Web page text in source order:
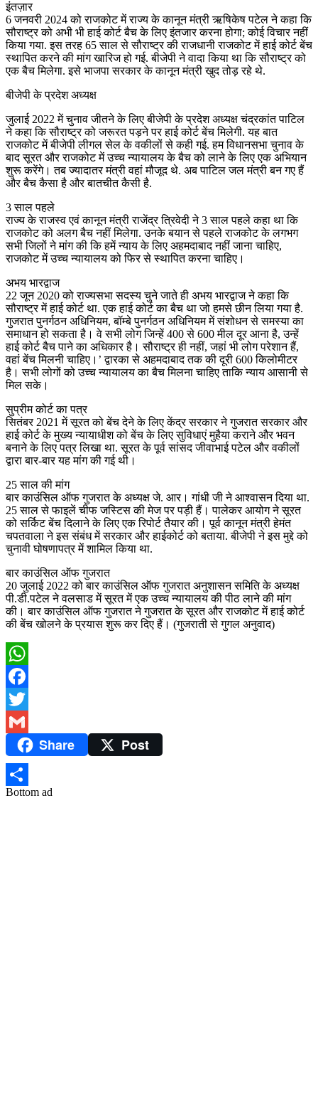
इंतज़ार
6 जनवरी 2024 को राजकोट में राज्य के कानून मंत्री ऋषिकेष पटेल ने कहा कि
सौराष्ट्र को अभी भी हाई कोर्ट बैच के लिए इंतजार करना होगा; कोई विचार नहीं
किया गया. इस तरह 65 साल से सौराष्ट्र की राजधानी राजकोट में हाई कोर्ट बेंच
स्थापित करने की मांग खारिज हो गई. बीजेपी ने वादा किया था कि सौराष्ट्र को
एक बैच मिलेगा. इसे भाजपा सरकार के कानून मंत्री खुद तोड़ रहे थे.
बीजेपी के प्रदेश अध्यक्ष
जुलाई 2022 में चुनाव जीतने के लिए बीजेपी के प्रदेश अध्यक्ष चंद्रकांत पाटिल
ने कहा कि सौराष्ट्र को जरूरत पड़ने पर हाई कोर्ट बेंच मिलेगी. यह बात
राजकोट में बीजेपी लीगल सेल के वकीलों से कही गई. हम विधानसभा चुनाव के
बाद सूरत और राजकोट में उच्च न्यायालय के बैच को लाने के लिए एक अभियान
शुरू करेंगे। तब ज्यादातर मंत्री वहां मौजूद थे. अब पाटिल जल मंत्री बन गए हैं
और बैच कैसा है और बातचीत कैसी है.
3 साल पहले
राज्य के राजस्व एवं कानून मंत्री राजेंद्र त्रिवेदी ने 3 साल पहले कहा था कि
राजकोट को अलग बैच नहीं मिलेगा. उनके बयान से पहले राजकोट के लगभग
सभी जिलों ने मांग की कि हमें न्याय के लिए अहमदाबाद नहीं जाना चाहिए,
राजकोट में उच्च न्यायालय को फिर से स्थापित करना चाहिए।
अभय भारद्वाज
22 जून 2020 को राज्यसभा सदस्य चुने जाते ही अभय भारद्वाज ने कहा कि
सौराष्ट्र में हाई कोर्ट था. एक हाई कोर्ट का बैच था जो हमसे छीन लिया गया है.
गुजरात पुनर्गठन अधिनियम, बॉम्बे पुनर्गठन अधिनियम में संशोधन से समस्या का
समाधान हो सकता है। वे सभी लोग जिन्हें 400 से 600 मील दूर आना है, उन्हें
हाई कोर्ट बैच पाने का अधिकार है। सौराष्ट्र ही नहीं, जहां भी लोग परेशान हैं,
वहां बेंच मिलनी चाहिए।’ द्वारका से अहमदाबाद तक की दूरी 600 किलोमीटर
है। सभी लोगों को उच्च न्यायालय का बैच मिलना चाहिए ताकि न्याय आसानी से
मिल सके।
सुप्रीम कोर्ट का पत्र
सितंबर 2021 में सूरत को बेंच देने के लिए केंद्र सरकार ने गुजरात सरकार और
हाई कोर्ट के मुख्य न्यायाधीश को बेंच के लिए सुविधाएं मुहैया कराने और भवन
बनाने के लिए पत्र लिखा था. सूरत के पूर्व सांसद जीवाभाई पटेल और वकीलों
द्वारा बार-बार यह मांग की गई थी।
25 साल की मांग
बार काउंसिल ऑफ गुजरात के अध्यक्ष जे. आर। गांधी जी ने आश्वासन दिया था.
25 साल से फाइलें चीफ जस्टिस की मेज पर पड़ी हैं। पालेकर आयोग ने सूरत
को सर्किट बेंच दिलाने के लिए एक रिपोर्ट तैयार की। पूर्व कानून मंत्री हेमंत
चपतवाला ने इस संबंध में सरकार और हाईकोर्ट को बताया. बीजेपी ने इस मुद्दे को
चुनावी घोषणापत्र में शामिल किया था.
बार काउंसिल ऑफ गुजरात
20 जुलाई 2022 को बार काउंसिल ऑफ गुजरात अनुशासन समिति के अध्यक्ष
पी.डी.पटेल ने वलसाड में सूरत में एक उच्च न्यायालय की पीठ लाने की मांग
की। बार काउंसिल ऑफ गुजरात ने गुजरात के सूरत और राजकोट में हाई कोर्ट
की बेंच खोलने के प्रयास शुरू कर दिए हैं। (गुजराती से गुगल अनुवाद)
WhatsApp
Facebook
Twitter
Gmail Share Post
Share
Bottom ad